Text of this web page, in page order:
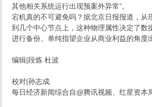
其他相关系统运行出现预案外异常”。
宕机真的不可避免吗？据北京日报报道，
到几个中心节点上，这种物理属性决定了数
进行备份。单纯指望企业从商业利益的角度
编辑|段炼 杜波
校对|孙志成
每日经济新闻综合自@腾讯视频、红星资本